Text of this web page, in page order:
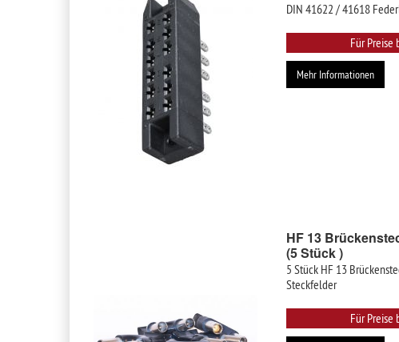
DIN 41622 / 41618
Für
Mehr Informationen
HF 13
(5 Stück )
5 Stück HF 13
Steckfelder
Für